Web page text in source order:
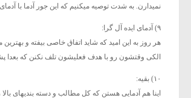
نمیدارن. به شدت توصیه میکنیم که این جور آدما با آدمای شماره ۱ وصلت کنن, تا شاید خدا لطفی کنه بچشون
۹) آدمای ایده آل گرا:
هر روز به این امید که شاید اتفاق خاصی بیفته و
الکی وقتشون رو با هدف فعلیشون تلف نکنن که بعدا
۱۰) بقیه:
اینا هم آدمایی هستن که کل مطالب و دسته بندیهای